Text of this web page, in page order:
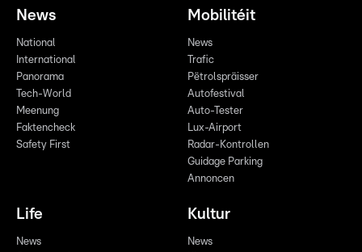
News
National
International
Panorama
Tech-World
Meenung
Faktencheck
Safety First
Mobilitéit
News
Trafic
Pëtrolspräisser
Autofestival
Auto-Tester
Lux-Airport
Radar-Kontrollen
Guidage Parking
Annoncen
Life
News
Kultur
News